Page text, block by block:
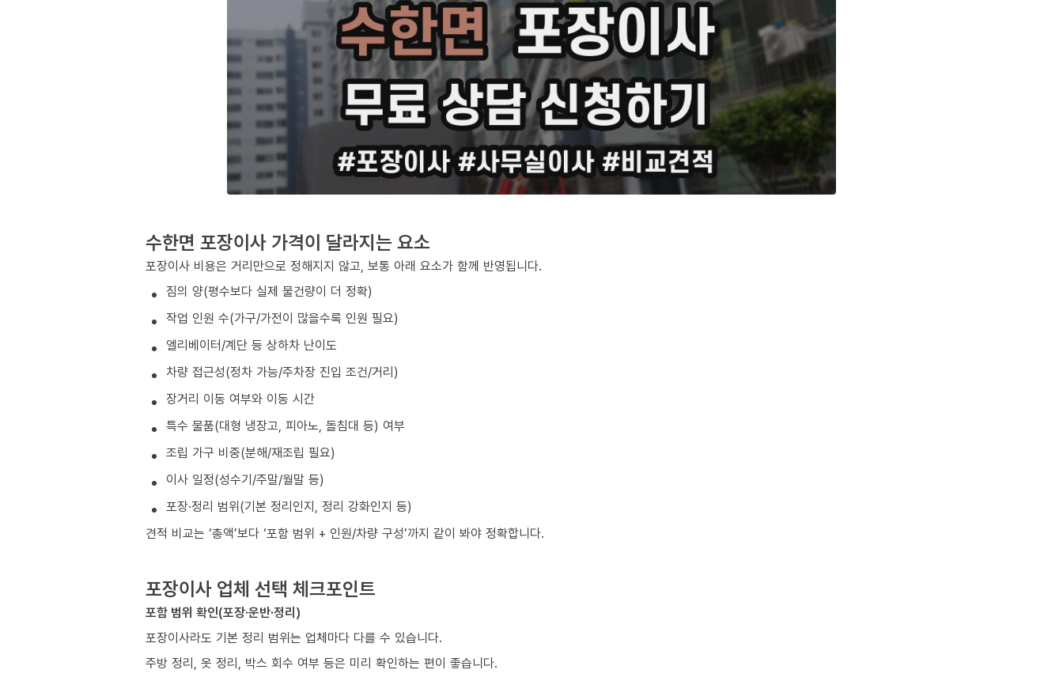
수한면 포장이사 가격이 달라지는 요소
포장이사 비용은 거리만으로 정해지지 않고, 보통 아래 요소가 함께 반영됩니다.
짐의 양(평수보다 실제 물건량이 더 정확)
작업 인원 수(가구/가전이 많을수록 인원 필요)
엘리베이터/계단 등 상하차 난이도
차량 접근성(정차 가능/주차장 진입 조건/거리)
장거리 이동 여부와 이동 시간
특수 물품(대형 냉장고, 피아노, 돌침대 등) 여부
조립 가구 비중(분해/재조립 필요)
이사 일정(성수기/주말/월말 등)
포장·정리 범위(기본 정리인지, 정리 강화인지 등)
견적 비교는 ‘총액’보다 ‘포함 범위 + 인원/차량 구성’까지 같이 봐야 정확합니다.
포장이사 업체 선택 체크포인트
포함 범위 확인(포장·운반·정리)
포장이사라도 기본 정리 범위는 업체마다 다를 수 있습니다.
주방 정리, 옷 정리, 박스 회수 여부 등은 미리 확인하는 편이 좋습니다.